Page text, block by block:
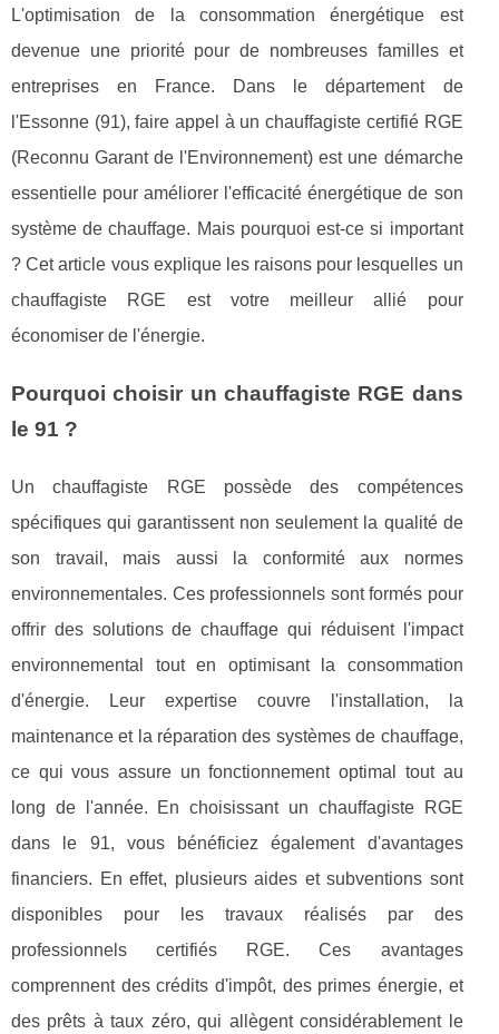
L'optimisation de la consommation énergétique est
devenue une priorité pour de nombreuses familles et
entreprises en France. Dans le département de
l'Essonne (91), faire appel à un chauffagiste certifié RGE
(Reconnu Garant de l'Environnement) est une démarche
essentielle pour améliorer l'efficacité énergétique de son
système de chauffage. Mais pourquoi est-ce si important
? Cet article vous explique les raisons pour lesquelles un
chauffagiste RGE est votre meilleur allié pour
économiser de l'énergie.
Pourquoi choisir un chauffagiste RGE dans
le 91 ?
Un chauffagiste RGE possède des compétences
spécifiques qui garantissent non seulement la qualité de
son travail, mais aussi la conformité aux normes
environnementales. Ces professionnels sont formés pour
offrir des solutions de chauffage qui réduisent l'impact
environnemental tout en optimisant la consommation
d'énergie. Leur expertise couvre l'installation, la
maintenance et la réparation des systèmes de chauffage,
ce qui vous assure un fonctionnement optimal tout au
long de l'année. En choisissant un chauffagiste RGE
dans le 91, vous bénéficiez également d'avantages
financiers. En effet, plusieurs aides et subventions sont
disponibles pour les travaux réalisés par des
professionnels certifiés RGE. Ces avantages
comprennent des crédits d'impôt, des primes énergie, et
des prêts à taux zéro, qui allègent considérablement le